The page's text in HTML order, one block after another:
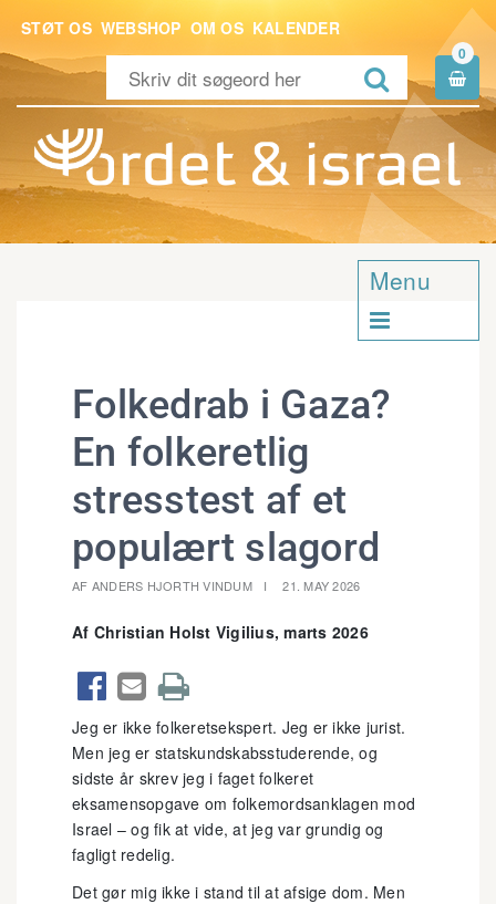
STØT OS WEBSHOP OM OS KALENDER

0

Menu

Folkedrab i Gaza?
En folkeretlig
stresstest af et
populært slagord
AF ANDERS HJORTH VINDUM 21. MAY 2026
Af Christian Holst Vigilius, marts 2026
  
Jeg er ikke folkeretsekspert. Jeg er ikke jurist.
Men jeg er statskundskabsstuderende, og
sidste år skrev jeg i faget folkeret
eksamensopgave om folkemordsanklagen mod
Israel – og fik at vide, at jeg var grundig og
fagligt redelig.
Det gør mig ikke i stand til at afsige dom. Men